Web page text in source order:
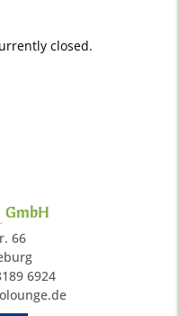
closed.
GmbH
66
6924